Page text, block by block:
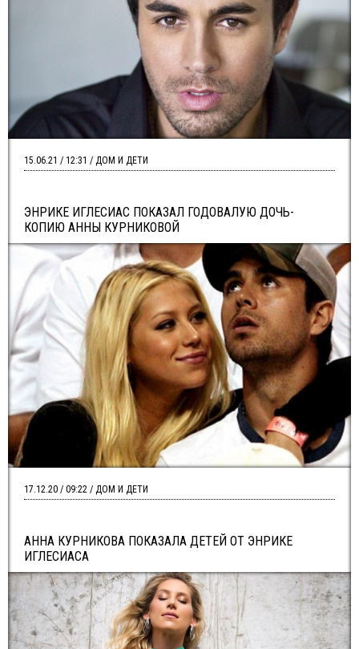
ЭНРИКЕ ИГЛЕСИАС ПОКАЗАЛ ГОДОВАЛУЮ ДОЧЬ-
КОПИЮ АННЫ КУРНИКОВОЙ
15.06.21 / 12:31 / ДОМ И ДЕТИ
АННА КУРНИКОВА ПОКАЗАЛА ДЕТЕЙ ОТ ЭНРИКЕ
ИГЛЕСИАСА
17.12.20 / 09:22 / ДОМ И ДЕТИ